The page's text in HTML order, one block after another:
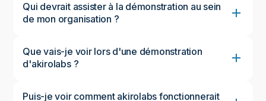
Qui devrait assister à la démonstration au sein
de mon organisation ?
Que vais-je voir lors d'une démonstration
d'akirolabs ?
Puis-je voir comment akirolabs fonctionnerait